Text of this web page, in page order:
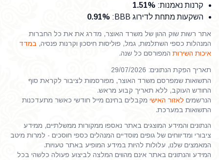
קרנות נאמנות:
1.51%
השקעות מתחת לדירוג BBB
:
0.91%
אתר רשות שוק ההון של משרד האוצר, מדרג את את כל החברות
המנהלות כספי השתלמות, גמל, פוליסות חיסכון וקרנות פנסיה, במדד
איכות השירות המפורסם כל שנה.
תאריך הפקת הנתונים: 29/07/2026
התשואות שמפרסם משרד האוצר, מפורסמות לציבור לקראת סוף
החודש העוקב, ללא תאריך קבוע מראש.
הנרשמים לאזור האישי מקבלים בחינם מייל חודשי כאשר מתעדכנות
התשואות במערכת.
הנתונים והמידע המוצגים באתר נאספו ממקורות ממשלתיים, ממידע
ציבורי ומדיווחים של גופים מוסדיים המנהלים כספי חוסכים - למרות מיטב
המאמצים שלנו, עלולות להיות במידע המופיע באתר טעויות.
המידע והנתונים באתר אינם מהווים המלצה לביצוע פעולה כלשהי בכל